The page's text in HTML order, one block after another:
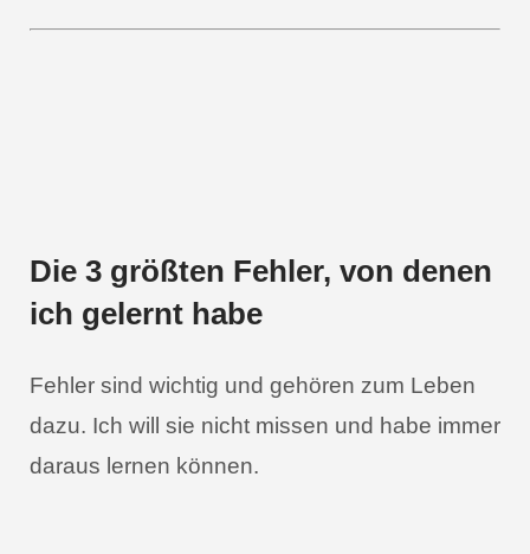
Die 3 größten Fehler, von denen
ich gelernt habe
Fehler sind wichtig und gehören zum Leben
dazu. Ich will sie nicht missen und habe immer
daraus lernen können.